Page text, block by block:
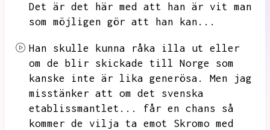
Det är det här med att han är vit man
som möjligen gör att han kan...
Han skulle kunna råka illa ut eller
om de blir skickade till Norge som
kanske inte är lika generösa.
Men jag
misstänker att om det svenska
etablissmantlet...
får en chans så
kommer de vilja ta emot Skromo med